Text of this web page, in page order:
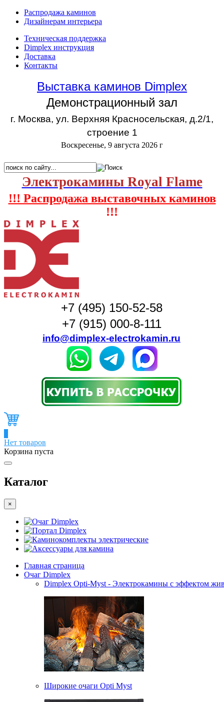
Распродажа каминов
Дизайнерам интерьера
Техническая поддержка
Dimplex инструкция
Доставка
Контакты
Выставка каминов Dimplex
Демонстрационный зал
г. Москва, ул. Верхняя Красносельская, д.2/1,
строение 1
Воскресенье, 9 августа 2026 г
Электрокамины Royal Flame
!!! Распродажа выставочных каминов
!!!
+7 (495) 150-52-58
+7 (915) 000-8-111
info@dimplex-electrokamin.ru
Нет товаров
Корзина пуста
Каталог
×
Очаг Dimplex
Портал Dimplex
Каминокомплекты электрические
Аксессуары для камина
Главная страница
Очаг Dimplex
Dimplex Opti-Myst - Электрокамины с эффектом
Широкие очаги Opti Myst